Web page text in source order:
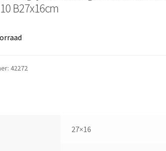
B27x16cm
42272
27×16